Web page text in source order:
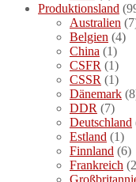
Produktionsland
Australien
Belgien (4)
China (1)
CSFR (1)
CSSR (1)
Dänemark
DDR (7)
Deutschland
Estland (1)
Finnland (6)
Frankreich